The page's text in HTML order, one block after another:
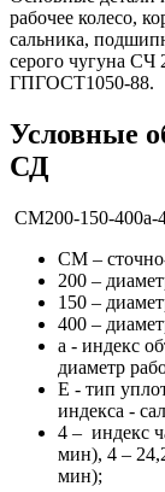
рабочее колесо,
сальника,
серого чугуна
ГПГОСТ1050-88.
Условные
СД
СМ200-150-400а-
СМ –
200 –
150 –
400 –
а - индекс
диаметр
Е - тип
индекса -
4 – индекс
мин), 4 –
мин);